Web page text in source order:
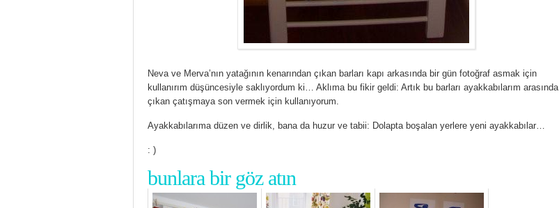
Neva ve Merva’nın yatağının kenarından çıkan barları kapı arkasında bir gün fotoğraf asmak için
kullanırım düşüncesiyle saklıyordum ki… Aklıma bu fikir geldi: Artık bu barları ayakkabılarım arasında
çıkan çatışmaya son vermek için kullanıyorum.
Ayakkabılarıma düzen ve dirlik, bana da huzur ve tabii: Dolapta boşalan yerlere yeni ayakkabılar…
: )
bunlara bir göz atın